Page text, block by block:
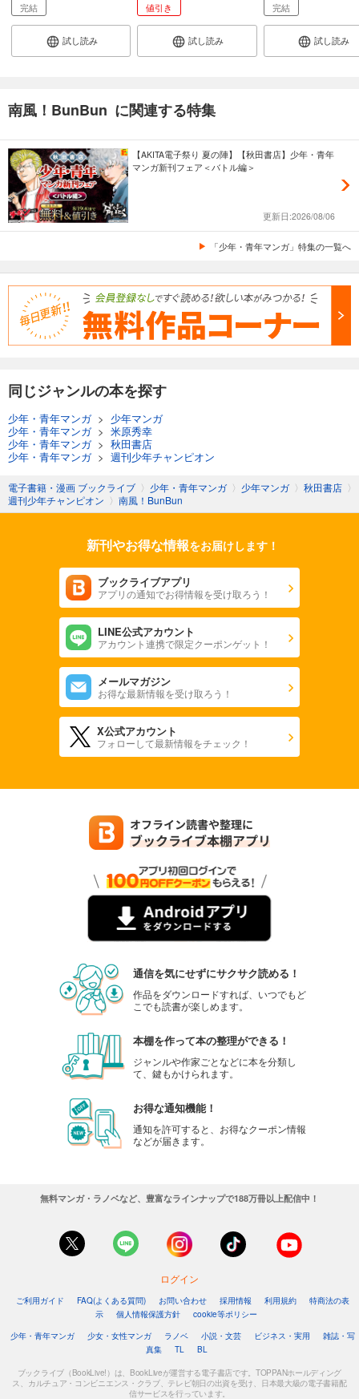
完結
試し読み
値引き
試し読み
完結
試し読み
南風！BunBun に関連する特集
【AKITA電子祭り 夏の陣】【秋田書店】少年・青年
マンガ新刊フェア＜バトル編＞
更新日:2026/08/06
「少年・青年マンガ」特集の一覧へ
同じジャンルの本を探す
少年・青年マンガ> 少年マンガ
少年・青年マンガ> 米原秀幸
少年・青年マンガ> 秋田書店
少年・青年マンガ> 週刊少年チャンピオン
電子書籍・漫画 ブックライブ 〉 少年・青年マンガ 〉 少年マンガ 〉 秋田書店 〉
週刊少年チャンピオン 〉 南風！BunBun
新刊やお得な情報をお届けします！
ブックライブアプリ
アプリの通知でお得情報を受け取ろう！
LINE公式アカウント
アカウント連携で限定クーポンゲット！
メールマガジン
お得な最新情報を受け取ろう！
X公式アカウント
フォローして最新情報をチェック！
通信を気にせずにサクサク読める！
作品をダウンロードすれば、いつでもど
こでも読書が楽しめます。
本棚を作って本の整理ができる！
ジャンルや作家ごとなどに本を分類し
て、鍵もかけられます。
お得な通知機能！
通知を許可すると、お得なクーポン情報
などが届きます。
無料マンガ・ラノベなど、豊富なラインナップで188万冊以上配信中！
ログイン
ご利用ガイド FAQ(よくある質問) お問い合わせ 採用情報 利用規約
特商法の表
示
個人情報保護方針
cookie等ポリシー
少年・青年マンガ
少女・女性マンガ ラノベ 小説・文芸 ビジネス・実用
雑誌・写
真集
TL BL
ブックライブ（BookLive!）は、BookLiveが運営する電子書店です。TOPPANホールディング
ス、カルチュア・コンビニエンス・クラブ、テレビ朝日の出資を受け、日本最大級の電子書籍配
信サービスを行っています。